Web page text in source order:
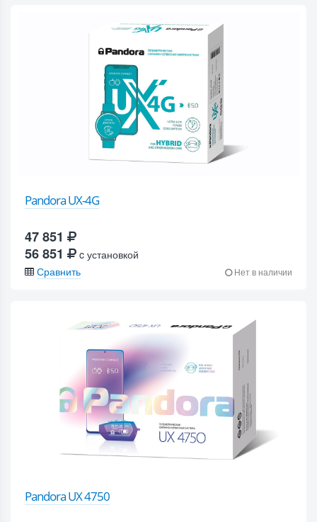
Pandora UX-4G
47 851
56 851
c установкой
Сравнить
Нет в наличии
Pandora UX 4750